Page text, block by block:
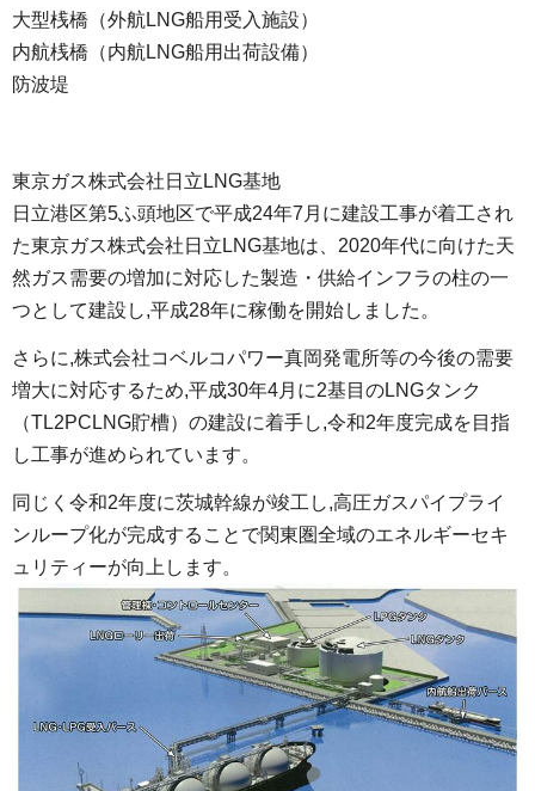
大型桟橋（外航LNG船用受入施設）
内航桟橋（内航LNG船用出荷設備）
防波堤
東京ガス株式会社日立LNG基地
日立港区第5ふ頭地区で平成24年7月に建設工事が着工され
た東京ガス株式会社日立LNG基地は、2020年代に向けた天
然ガス需要の増加に対応した製造・供給インフラの柱の一
つとして建設し,平成28年に稼働を開始しました。
さらに,株式会社コベルコパワー真岡発電所等の今後の需要
増大に対応するため,平成30年4月に2基目のLNGタンク
（TL2PCLNG貯槽）の建設に着手し,令和2年度完成を目指
し工事が進められています。
同じく令和2年度に茨城幹線が竣工し,高圧ガスパイプライ
ンループ化が完成することで関東圏全域のエネルギーセキ
ュリティーが向上します。